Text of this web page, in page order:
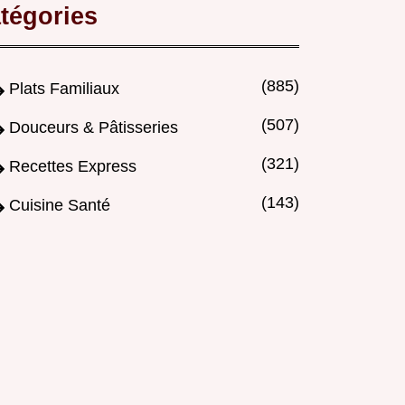
Plats Familiaux (885)
Douceurs & Pâtisseries (507)
Recettes Express (321)
Cuisine Santé (143)